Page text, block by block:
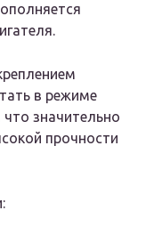
в режиме
значительно
прочности